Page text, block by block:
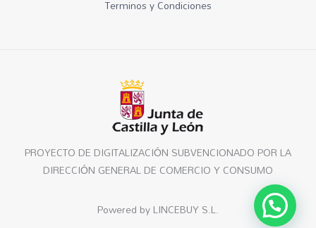
Terminos y Condiciones
PROYECTO DE DIGITALIZACIÓN SUBVENCIONADO POR LA
DIRECCIÓN GENERAL DE COMERCIO Y CONSUMO
Powered by LINCEBUY S.L.